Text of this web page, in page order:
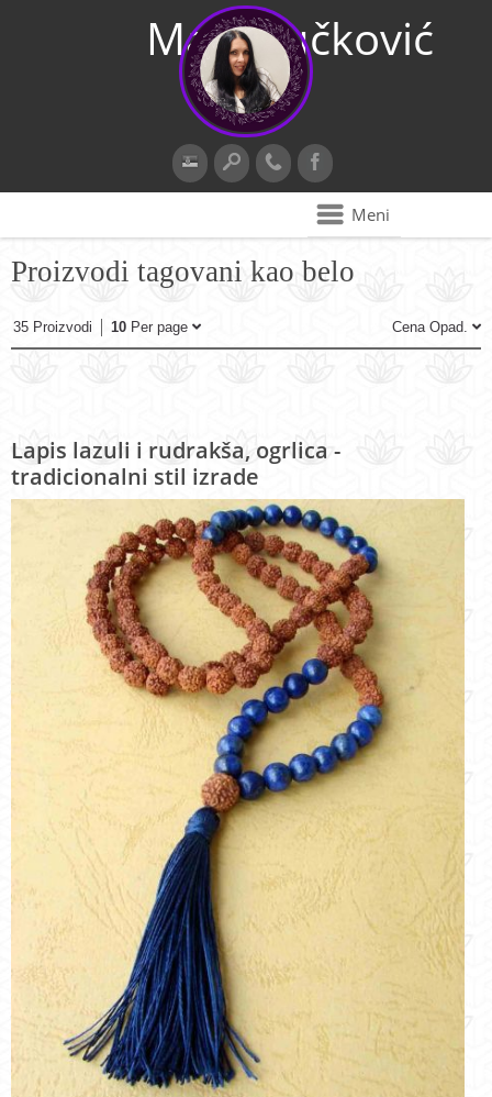
Maja Vučković
Meni
Proizvodi tagovani kao belo
35 Proizvodi 10 Per page Cena Opad.
Lapis lazuli i rudrakša, ogrlica -
tradicionalni stil izrade